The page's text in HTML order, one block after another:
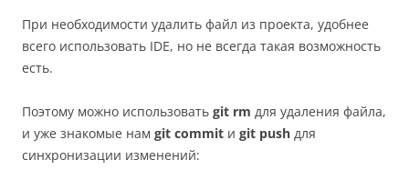
При необходимости удалить файл из проекта, удобнее
всего использовать IDE, но не всегда такая возможность
есть.
Поэтому можно использовать git rm для удаления файла,
и уже знакомые нам git commit и git push для
синхронизации изменений: